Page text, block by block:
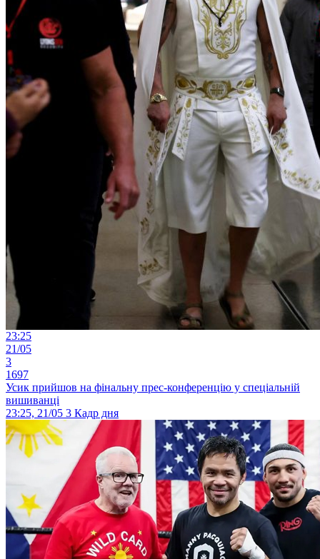
23:25
21/05
3
1697
Усик прийшов на фінальну прес-конференцію у спеціальній
вишиванці
23:25, 21/05 3 Кадр дня